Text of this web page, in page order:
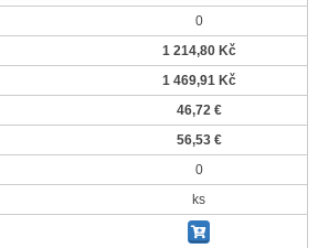
0
1 214,80 Kč
1 469,91 Kč
46,72 €
56,53 €
0
ks